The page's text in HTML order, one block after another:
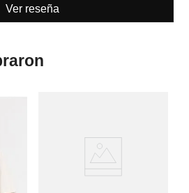
Ver reseña